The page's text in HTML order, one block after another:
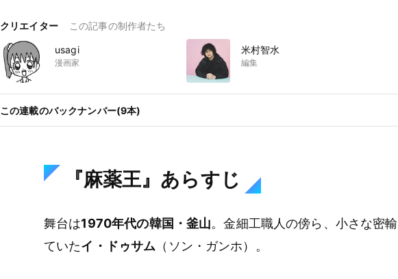
クリエイター この記事の制作者たち
usagi
漫画家
米村智水
編集
この連載のバックナンバー(9本)
『麻薬王』あらすじ
舞台は1970年代の韓国・釜山。金細工職人の傍ら、小さな密
ていたイ・ドゥサム （ソン・ガンホ）。